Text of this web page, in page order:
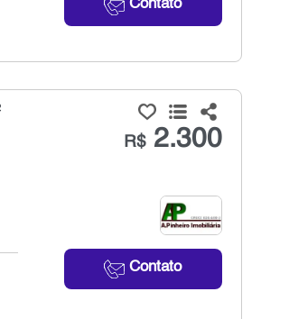
Contato
R$2.300
Contato